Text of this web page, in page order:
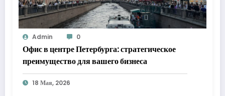
Admin 0
Офис в центре Петербурга: стратегическое
преимущество для вашего бизнеса
18 Мая, 2026